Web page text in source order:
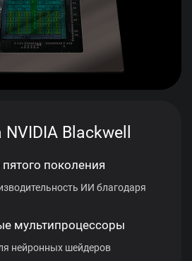
NVIDIA Blackwell
поколения
ИИ благодаря
мультипроцессоры
нейронных шейдеров